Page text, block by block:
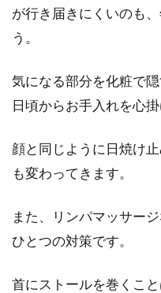
声があ
Tシ
でも
Tシャ
ンズ
が行き届きにくいのも
う。
気になる部分を化粧で
日頃からお手入れを心掛
顔と同じように日焼け
も変わってきます。
また、リンパマッサー
ひとつの対策です。
首にストールを巻くこ